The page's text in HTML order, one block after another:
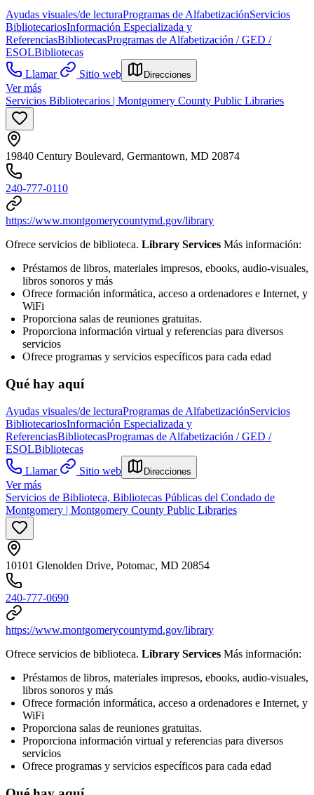
Ayudas visuales/de lecturaProgramas de AlfabetizaciónServicios
BibliotecariosInformación Especializada y
ReferenciasBibliotecasProgramas de Alfabetización / GED /
ESOLBibliotecas
Llamar
Sitio web Direcciones
Ver más
Servicios Bibliotecarios | Montgomery County Public Libraries
19840 Century Boulevard, Germantown, MD 20874
240-777-0110
https://www.montgomerycountymd.gov/library
Ofrece servicios de biblioteca. Library Services Más información:
Préstamos de libros, materiales impresos, ebooks, audio-visuales,
libros sonoros y más
Ofrece formación informática, acceso a ordenadores e Internet, y
WiFi
Proporciona salas de reuniones gratuitas.
Proporciona información virtual y referencias para diversos
servicios
Ofrece programas y servicios específicos para cada edad
Qué hay aquí
Ayudas visuales/de lecturaProgramas de AlfabetizaciónServicios
BibliotecariosInformación Especializada y
ReferenciasBibliotecasProgramas de Alfabetización / GED /
ESOLBibliotecas
Llamar
Sitio web Direcciones
Ver más
Servicios de Biblioteca, Bibliotecas Públicas del Condado de
Montgomery | Montgomery County Public Libraries
10101 Glenolden Drive, Potomac, MD 20854
240-777-0690
https://www.montgomerycountymd.gov/library
Ofrece servicios de biblioteca. Library Services Más información:
Préstamos de libros, materiales impresos, ebooks, audio-visuales,
libros sonoros y más
Ofrece formación informática, acceso a ordenadores e Internet, y
WiFi
Proporciona salas de reuniones gratuitas.
Proporciona información virtual y referencias para diversos
servicios
Ofrece programas y servicios específicos para cada edad